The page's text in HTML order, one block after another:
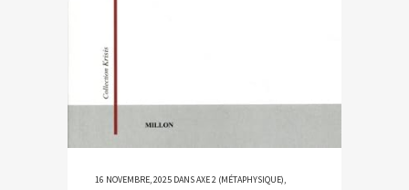
16 NOVEMBRE, 2025 DANSAXE 2 (MÉTAPHYSIQUE),